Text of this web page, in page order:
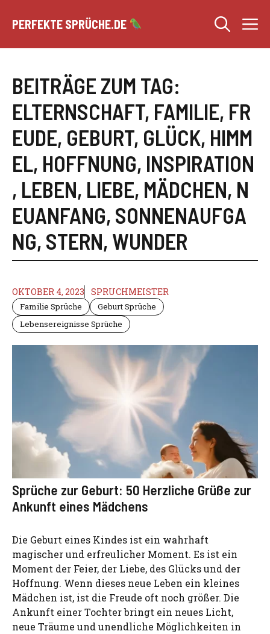
Inhalt
PERFEKTE SPRÜCHE.DE
BEITRÄGE ZUM TAG:
ELTERNSCHAFT, FAMILIE, FR
EUDE, GEBURT, GLÜCK, HIMM
EL, HOFFNUNG, INSPIRATION
, LEBEN, LIEBE, MÄDCHEN, N
EUANFANG, SONNENAUFGA
NG, STERN, WUNDER
OKTOBER 4, 2023 SPRUCHMEISTER
Familie Sprüche
Geburt Sprüche
Lebensereignisse Sprüche
Sprüche zur Geburt: 50 Herzliche Grüße zur
Ankunft eines Mädchens
Die Geburt eines Kindes ist ein wahrhaft
magischer und erfreulicher Moment. Es ist ein
Moment der Feier, der Liebe, des Glücks und der
Hoffnung. Wenn dieses neue Leben ein kleines
Mädchen ist, ist die Freude oft noch größer. Die
Ankunft einer Tochter bringt ein neues Licht,
neue Träume und unendliche Möglichkeiten in